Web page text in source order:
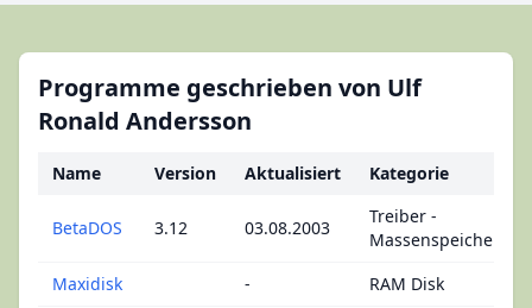
Programme geschrieben von Ulf
Ronald Andersson
Name Version Aktualisiert Kategorie
BetaDOS 3.12 03.08.2003
Treiber -
Massenspeicher
Maxidisk
-
RAM Disk